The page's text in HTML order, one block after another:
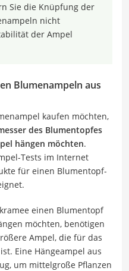
Sie die Knüpfung der
nicht
der Ampel
Blumenampeln aus
kaufen möchten,
des Blumentopfes
hängen möchten.
Tests im Internet
für einen Blumentopf-
einen Blumentopf
möchten, benötigen
Ampel, die für das
Eine Hängeampel aus
um mittelgroße Pflanzen